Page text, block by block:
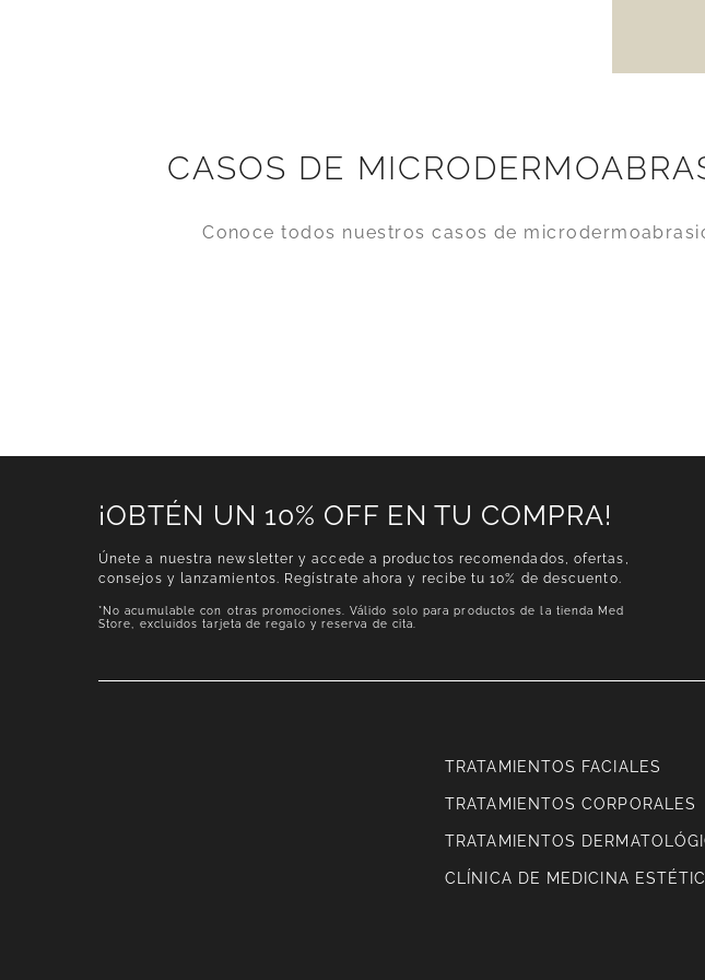
CASOS DE
Conoce todos nuestros casos de
¡OBTÉN UN 10% OFF EN TU COMPRA!
Únete a nuestra newsletter y accede a productos recomendados, ofertas,
consejos y lanzamientos. Regístrate ahora y recibe tu 10% de descuento.
*No acumulable con otras promociones. Válido solo para productos de la tienda Med
Store, excluidos tarjeta de regalo y reserva de cita.
TRATAMIENTOS FACIALES
TRATAMIENTOS CORPORALES
TRATAMIENTOS
CLÍNICA DE MEDICINA